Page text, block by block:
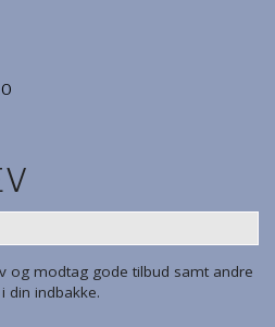
og modtag gode tilbud samt andre
din indbakke.